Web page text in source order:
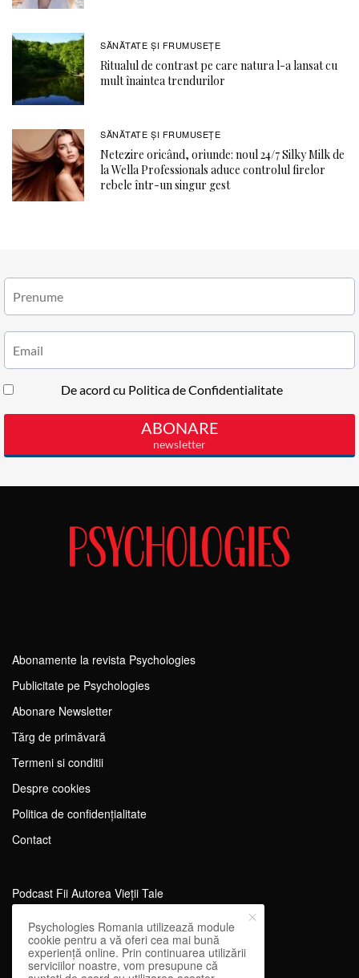
SĂNĂTATE ŞI FRUMUSEȚE
Ritualul de contrast pe care natura l-a lansat cu
mult înaintea trendurilor
SĂNĂTATE ŞI FRUMUSEȚE
Netezire oricând, oriunde: noul 24/7 Silky Milk de
la Wella Professionals aduce controlul firelor
rebele într-un singur gest
Abonamente la revista Psychologies
Publicitate pe Psychologies
Abonare Newsletter
Tărg de primăvară
Termeni si conditii
Despre cookies
Politica de confidențialitate
Contact
Podcast Fii Autorea Vieții Tale
Evenimente Fii Autoarea Vieții Tale!
SportEdu
Antrenament Mental pentru Sportivi
Psychologies Romania utilizează module
cookie pentru a vă oferi cea mai bună
experiență online. Prin continuarea utilizării
serviciilor noastre, vom presupune că